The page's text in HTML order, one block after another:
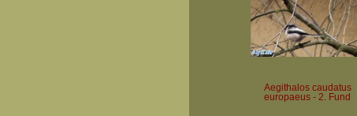
Aegithalos caudatus
europaeus - 2. Fund